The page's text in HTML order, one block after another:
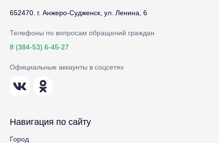
652470. г. Анжеро-Судженск, ул. Ленина, 6
Телефоны по вопросам обращений граждан
8 (384-53) 6-45-27
Официальные аккаунты в соцсетях
Навигация по сайту
Город